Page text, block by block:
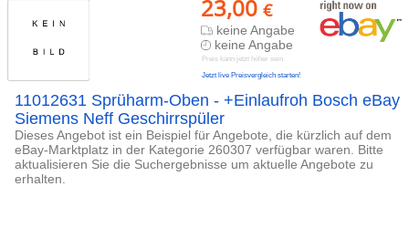
23,00 €
keine Angabe
keine Angabe
Preis kann jetzt höher sein
Jetzt live Preisvergleich starten!
11012631 Sprüharm-Oben - +Einlaufroh Bosch eBay
Siemens Neff Geschirrspüler
Dieses Angebot ist ein Beispiel für Angebote, die kürzlich auf dem
eBay-Marktplatz in der Kategorie 260307 verfügbar waren. Bitte
aktualisieren Sie die Suchergebnisse um aktuelle Angebote zu
erhalten.